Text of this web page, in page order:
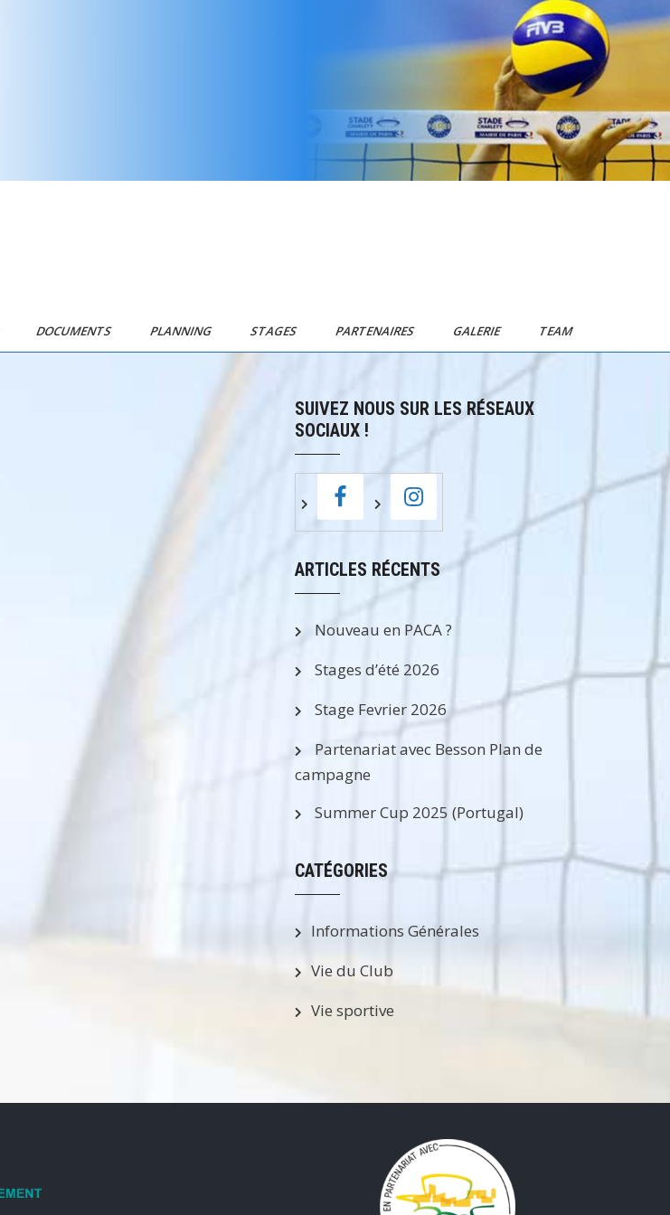
DOCUMENTS PLANNING STAGES PARTENAIRES GALERIE TEAM
SUIVEZ NOUS SUR LES RÉSEAUX
SOCIAUX !
ARTICLES RÉCENTS
Nouveau en PACA ?
Stages d’été 2026
Stage Fevrier 2026
Partenariat avec Besson Plan de
campagne
Summer Cup 2025 (Portugal)
CATÉGORIES
Informations Générales
Vie du Club
Vie sportive